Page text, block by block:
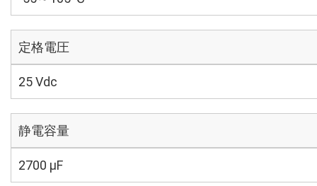
定格電圧
25 Vdc
静電容量
2700 µF